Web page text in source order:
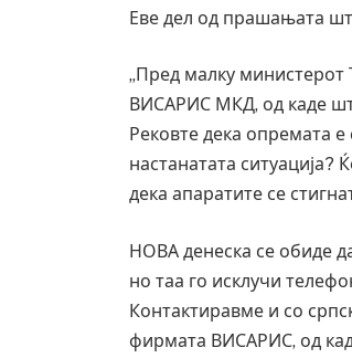
Еве дел од прашањата
„Пред малку министерот
ВИСАРИС МКД, од каде
Рековте дека опремата е
настанатата ситуација?
дека апаратите се
НОВА денеска се обиде
но таа го исклучи
Контактиравме и со
фирмата ВИСАРИС, од